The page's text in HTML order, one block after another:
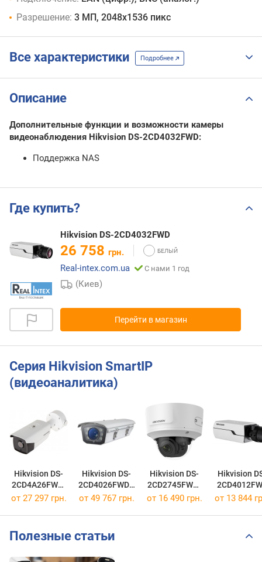
Разрешение: 3 МП, 2048x1536 пикс
Все характеристики Подробнее
Описание
Дополнительные функции и возможности камеры
видеонаблюдения Hikvision DS-2CD4032FWD:
Поддержка NAS
Где купить?
Hikvision DS-2CD4032FWD
26 758 грн.
Real-intex.com.ua
С нами 1 год
(Киев)
Перейти в магазин
Серия Hikvision SmartIP
(видеоаналитика)
Hikvision DS-
2CD4A26FWD-
IZS/P
Hikvision DS-
2CD4026FWDP
-IRA
Hikvision DS-
2CD2745FWD-
IZS
Hikvision
от 27 297 грн. от 49 767 грн. от 16 490 грн. от 13 844
Полезные статьи